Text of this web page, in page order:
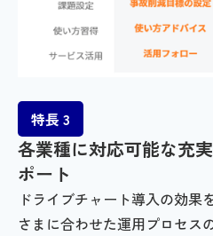
特長 3
各業種に対応可能な充
ポート
ドライブチャート導入の効果
さまに合わせた運用プロセス